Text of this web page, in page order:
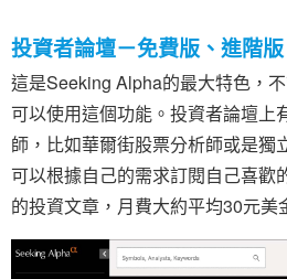
投資者論壇－免費版、進階版
這是Seeking Alpha的最大特色，
可以使用這個功能。投資者論壇上
師，比如華爾街股票分析師或是獨
可以根據自己的需求訂閱自己喜歡
的投資文章，月費大約平均30元美